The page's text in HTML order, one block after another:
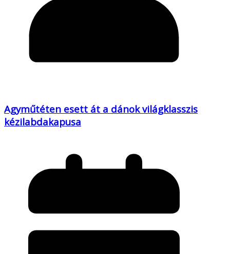
Agyműtéten esett át a dánok világklasszis
kézilabdakapusa